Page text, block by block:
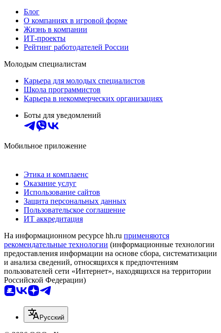
Блог
О компаниях в игровой форме
Жизнь в компании
ИТ-проекты
Рейтинг работодателей России
Молодым специалистам
Карьера для молодых специалистов
Школа программистов
Карьера в некоммерческих организациях
Боты для уведомлений
Мобильное приложение
Этика и комплаенс
Оказание услуг
Использование сайтов
Защита персональных данных
Пользовательское соглашение
ИТ аккредитация
На информационном ресурсе hh.ru применяются
рекомендательные технологии (информационные технологии
предоставления информации на основе сбора, систематизации
и анализа сведений, относящихся к предпочтениям
пользователей сети «Интернет», находящихся на территории
Российской Федерации)
Русский